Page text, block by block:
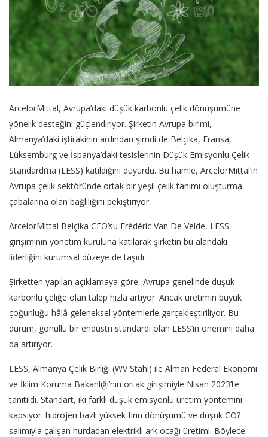
ArcelorMittal, Avrupa’daki düşük karbonlu çelik dönüşümüne
yönelik desteğini güçlendiriyor. Şirketin Avrupa birimi,
Almanya’daki iştirakinin ardından şimdi de Belçika, Fransa,
Lüksemburg ve İspanya’daki tesislerinin Düşük Emisyonlu Çelik
Standardı’na (LESS) katıldığını duyurdu. Bu hamle, ArcelorMittal’in
Avrupa çelik sektöründe ortak bir yeşil çelik tanımı oluşturma
çabalarına olan bağlılığını pekiştiriyor.
ArcelorMittal Belçika CEO’su Frédéric Van De Velde, LESS
girişiminin yönetim kuruluna katılarak şirketin bu alandaki
liderliğini kurumsal düzeye de taşıdı.
Şirketten yapılan açıklamaya göre, Avrupa genelinde düşük
karbonlu çeliğe olan talep hızla artıyor. Ancak üretimin büyük
çoğunluğu hâlâ geleneksel yöntemlerle gerçekleştiriliyor. Bu
durum, gönüllü bir endüstri standardı olan LESS’in önemini daha
da artırıyor.
LESS, Almanya Çelik Birliği (WV Stahl) ile Alman Federal Ekonomi
ve İklim Koruma Bakanlığı’nın ortak girişimiyle Nisan 2023’te
tanıtıldı. Standart, iki farklı düşük emisyonlu üretim yöntemini
kapsıyor: hidrojen bazlı yüksek fırın dönüşümü ve düşük CO?
salımıyla çalışan hurdadan elektrikli ark ocağı üretimi. Böylece